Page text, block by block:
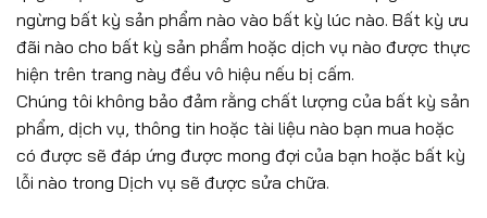
ngừng bất kỳ sản phẩm nào vào bất kỳ lúc nào. Bất kỳ ưu
đãi nào cho bất kỳ sản phẩm hoặc dịch vụ nào được thực
hiện trên trang này đều vô hiệu nếu bị cấm.
Chúng tôi không bảo đảm rằng chất lượng của bất kỳ sản
phẩm, dịch vụ, thông tin hoặc tài liệu nào bạn mua hoặc
có được sẽ đáp ứng được mong đợi của bạn hoặc bất kỳ
lỗi nào trong Dịch vụ sẽ được sửa chữa.